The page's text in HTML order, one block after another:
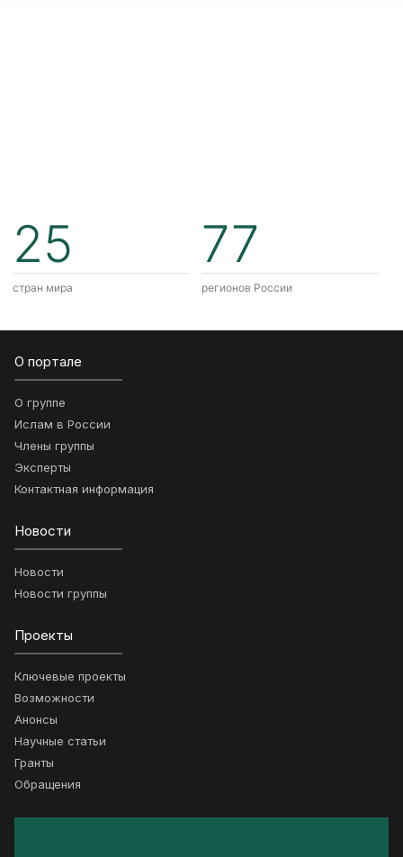
25
стран мира
77
регионов России
О портале
О группе
Ислам в России
Члены группы
Эксперты
Контактная информация
Новости
Новости
Новости группы
Проекты
Ключевые проекты
Возможности
Анонсы
Научные статьи
Гранты
Обращения